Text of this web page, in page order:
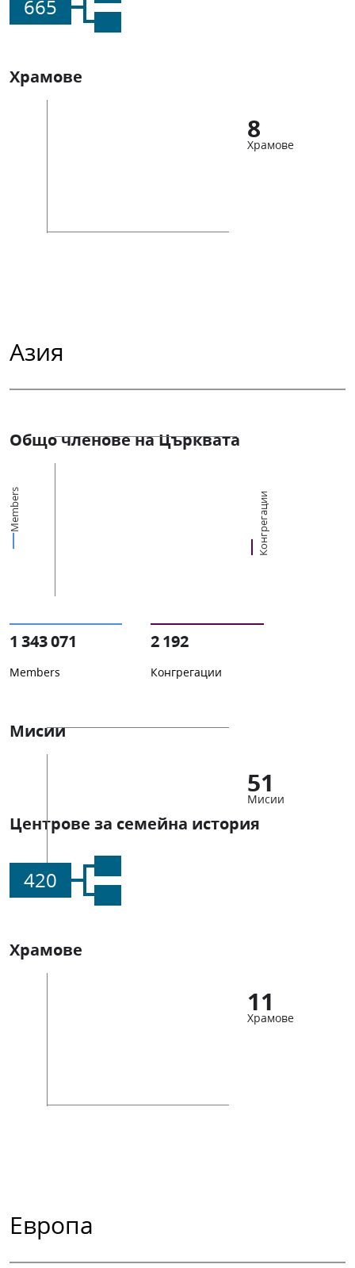
665
Храмове
8
Храмове
Азия
Общо членове на Църквата
Members Конгрегации
1 343 071
Members
2 192
Конгрегации
Мисии
51
Мисии
Центрове за семейна история
420
Храмове
11
Храмове
Европа